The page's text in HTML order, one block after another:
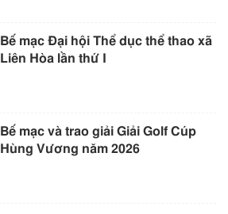
Bế mạc Đại hội Thể dục thể thao xã
Liên Hòa lần thứ I
Bế mạc và trao giải Giải Golf Cúp
Hùng Vương năm 2026